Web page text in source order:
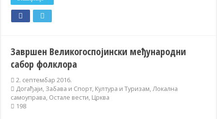
Завршен Великогоспојински међународни
сабор фолклора
2. септембар 2016.
Догађаји, Забава и Спорт, Култура и Туризам,Локална
самоуправа, Остале вести, Црква
198